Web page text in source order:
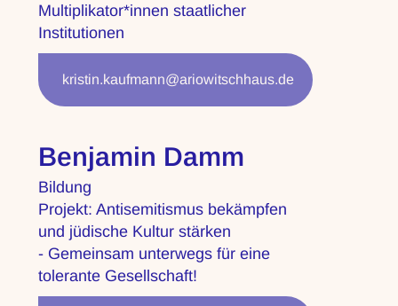
Multiplikator*innen staatlicher
Institutionen
kristin.kaufmann@ariowitschhaus.de
Benjamin Damm
Bildung
Projekt: Antisemitismus bekämpfen
und jüdische Kultur stärken
- Gemeinsam unterwegs für eine
tolerante Gesellschaft!